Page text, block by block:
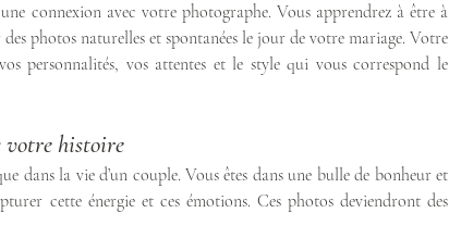
une connexion avec votre photographe. Vous apprendrez à être à
photos naturelles et spontanées le jour de votre mariage. Votre
personnalités, vos attentes et le style qui vous correspond le
histoire
dans la vie d’un couple. Vous êtes dans une bulle de bonheur et
cette énergie et ces émotions. Ces photos deviendront des